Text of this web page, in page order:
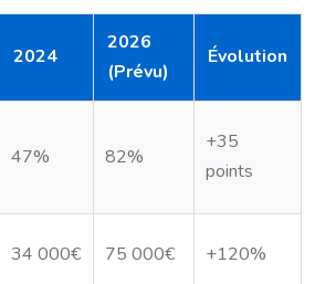
2024
2026
(Prévu)
Évolution
47% 82%
+35
points
34 000€ 75 000€ +120%